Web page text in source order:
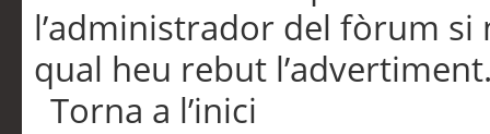
l’administrador del fòrum
qual heu rebut
Torna a l’inici